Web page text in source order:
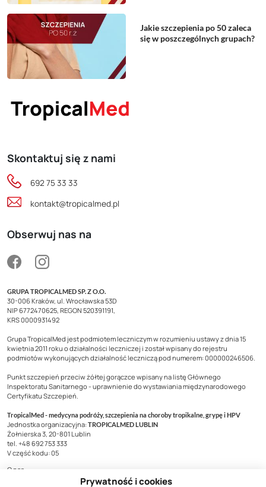
Jakie szczepienia po 50 zaleca
się w poszczególnych grupach?
Skontaktuj się z nami
692 75 33 33
kontakt@tropicalmed.pl
Obserwuj nas na
GRUPA TROPICALMED SP. Z O.O.
30-006 Kraków, ul. Wrocławska 53D
NIP 6772470625, REGON 520391191,
KRS 0000931492
Grupa TropicalMed jest podmiotem leczniczym w rozumieniu ustawy z dnia 15
kwietnia 2011 roku o działalności leczniczej i został wpisany do rejestru
podmiotów wykonujących działalność leczniczą pod numerem: 000000246506.
Punkt szczepień przeciw żółtej gorączce wpisany na listę Głównego
Inspektoratu Sanitarnego - uprawnienie do wystawiania międzynarodowego
Certyfikatu Szczepień.
TropicalMed - medycyna podróży, szczepienia na choroby tropikalne, grypę i HPV
Jednostka organizacyjna:TROPICALMED LUBLIN
Żołnierska 3, 20-801 Lublin
tel. +48 692 753 333
V część kodu: 05
O nas
Prywatność i cookies